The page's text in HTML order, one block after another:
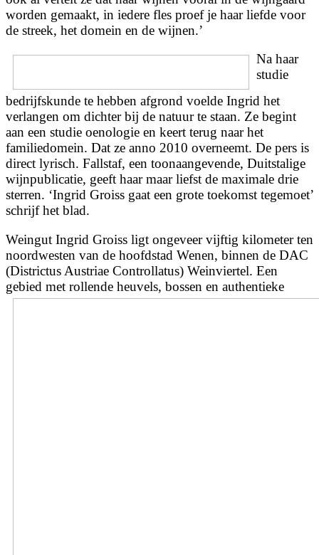
worden gemaakt, in iedere fles proef je haar liefde voor
de streek, het domein en de wijnen.’
Na haar
studie
bedrijfskunde te hebben afgrond voelde Ingrid het
verlangen om dichter bij de natuur te staan. Ze begint
aan een studie oenologie en keert terug naar het
familiedomein. Dat ze anno 2010 overneemt. De pers is
direct lyrisch. Fallstaf, een toonaangevende, Duitstalige
wijnpublicatie, geeft haar maar liefst de maximale drie
sterren. ‘Ingrid Groiss gaat een grote toekomst tegemoet’
schrijf het blad.
Weingut Ingrid Groiss ligt ongeveer vijftig kilometer ten
noordwesten van de hoofdstad Wenen, binnen de DAC
(Districtus Austriae Controllatus) Weinviertel. Een
gebied met rollende heuvels, bossen en authentieke